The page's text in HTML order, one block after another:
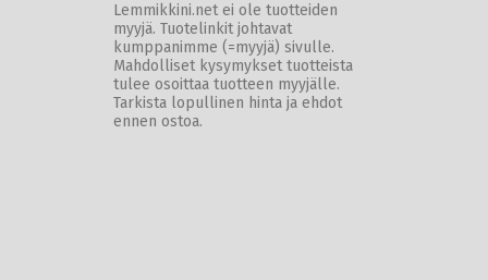
Lemmikkini.net ei ole tuotteiden
myyjä. Tuotelinkit johtavat
kumppanimme (=myyjä) sivulle.
Mahdolliset kysymykset tuotteista
tulee osoittaa tuotteen myyjälle.
Tarkista lopullinen hinta ja ehdot
ennen ostoa.